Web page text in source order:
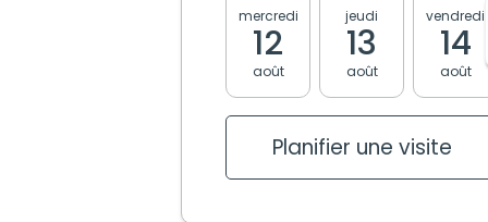
mercredi
12
août
jeudi
13
août
vendredi
14
août
Planifier une visite